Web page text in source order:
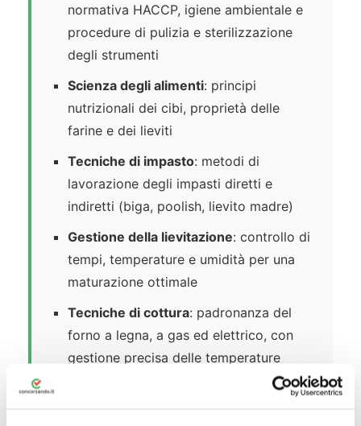
normativa HACCP, igiene ambientale e
procedure di pulizia e sterilizzazione
degli strumenti
Scienza degli alimenti: principi
nutrizionali dei cibi, proprietà delle
farine e dei lieviti
Tecniche di impasto: metodi di
lavorazione degli impasti diretti e
indiretti (biga, poolish, lievito madre)
Gestione della lievitazione: controllo di
tempi, temperature e umidità per una
maturazione ottimale
Tecniche di cottura: padronanza del
forno a legna, a gas ed elettrico, con
gestione precisa delle temperature